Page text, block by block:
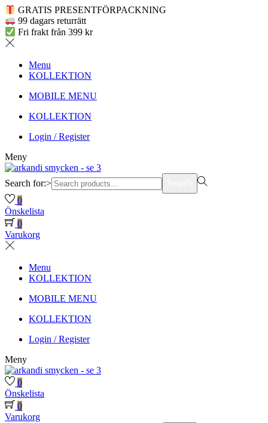
GRATIS PRESENTFÖRPACKNING
99 dagars returrätt
Fri frakt från 399 kr
Menu
KOLLEKTION
MOBILE MENU
KOLLEKTION
Login / Register
Meny
Search for:>
0
Önskelista
0
Varukorg
Menu
KOLLEKTION
MOBILE MENU
KOLLEKTION
Login / Register
Meny
0
Önskelista
0
Varukorg